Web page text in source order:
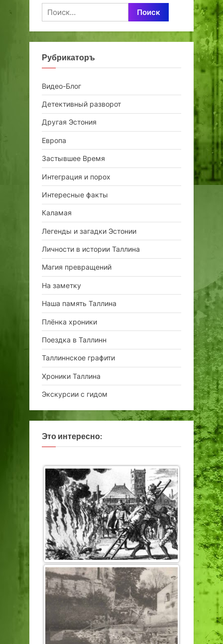
Найти:
Рубрикаторъ
Видео-Блог
Детективный разворот
Другая Эстония
Европа
Застывшее Время
Интеграция и порох
Интересные факты
Каламая
Легенды и загадки Эстонии
Личности в истории Таллина
Магия превращений
На заметку
Наша память Таллина
Плёнка хроники
Поездка в Таллинн
Таллиннское графити
Хроники Таллина
Экскурсии с гидом
Это интересно: